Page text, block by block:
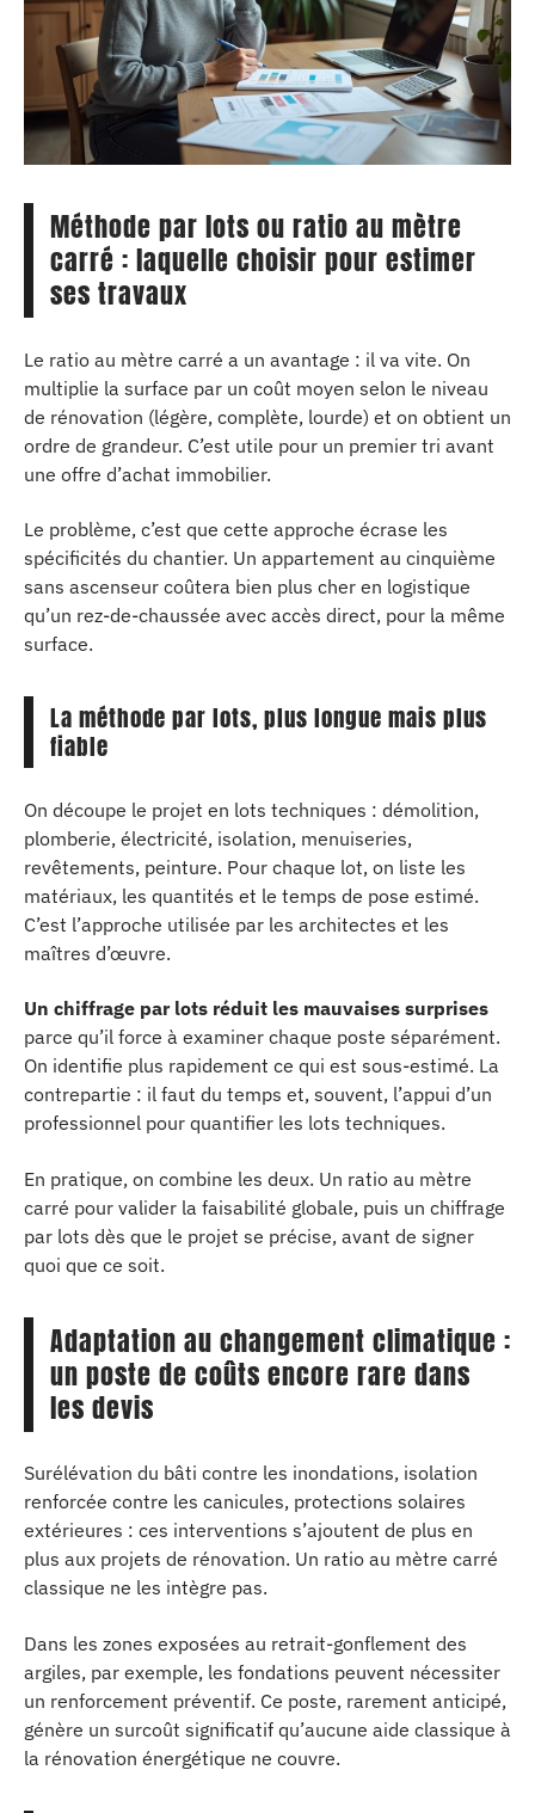
Méthode par lots ou ratio au mètre
carré : laquelle choisir pour estimer
ses travaux
Le ratio au mètre carré a un avantage : il va vite. On
multiplie la surface par un coût moyen selon le niveau
de rénovation (légère, complète, lourde) et on obtient un
ordre de grandeur. C’est utile pour un premier tri avant
une offre d’achat immobilier.
Le problème, c’est que cette approche écrase les
spécificités du chantier. Un appartement au cinquième
sans ascenseur coûtera bien plus cher en logistique
qu’un rez-de-chaussée avec accès direct, pour la même
surface.
La méthode par lots, plus longue mais plus
fiable
On découpe le projet en lots techniques : démolition,
plomberie, électricité, isolation, menuiseries,
revêtements, peinture. Pour chaque lot, on liste les
matériaux, les quantités et le temps de pose estimé.
C’est l’approche utilisée par les architectes et les
maîtres d’œuvre.
Un chiffrage par lots réduit les mauvaises surprises
parce qu’il force à examiner chaque poste séparément.
On identifie plus rapidement ce qui est sous-estimé. La
contrepartie : il faut du temps et, souvent, l’appui d’un
professionnel pour quantifier les lots techniques.
En pratique, on combine les deux. Un ratio au mètre
carré pour valider la faisabilité globale, puis un chiffrage
par lots dès que le projet se précise, avant de signer
quoi que ce soit.
Adaptation au changement climatique :
un poste de coûts encore rare dans
les devis
Surélévation du bâti contre les inondations, isolation
renforcée contre les canicules, protections solaires
extérieures : ces interventions s’ajoutent de plus en
plus aux projets de rénovation. Un ratio au mètre carré
classique ne les intègre pas.
Dans les zones exposées au retrait-gonflement des
argiles, par exemple, les fondations peuvent nécessiter
un renforcement préventif. Ce poste, rarement anticipé,
génère un surcoût significatif qu’aucune aide classique à
la rénovation énergétique ne couvre.